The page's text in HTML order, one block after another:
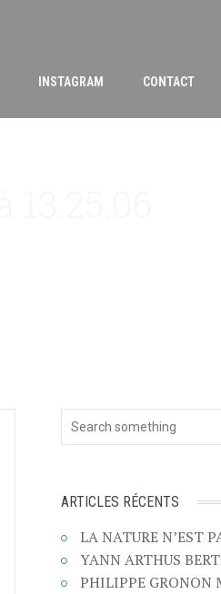
INSTAGRAM CONTACT
ARTICLES RÉCENTS
LA NATURE N’EST
YANN ARTHUS
PHILIPPE GRONON